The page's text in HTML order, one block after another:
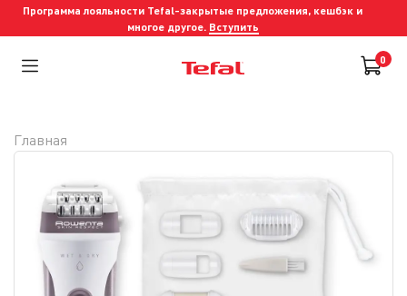
Программа лояльности Tefal-закрытые предложения, кешбэк и
многое другое. Вступить
0
Главная